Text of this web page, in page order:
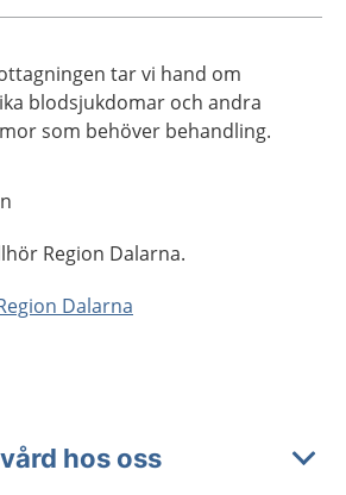
tar vi hand om
blodsjukdomar och andra
som behöver behandling.
Region Dalarna.
Dalarna
hos oss